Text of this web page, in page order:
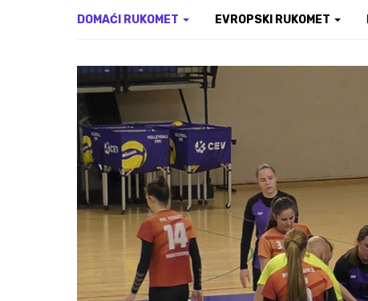
DOMAĆI RUKOMET EVROPSKI RUKOMET